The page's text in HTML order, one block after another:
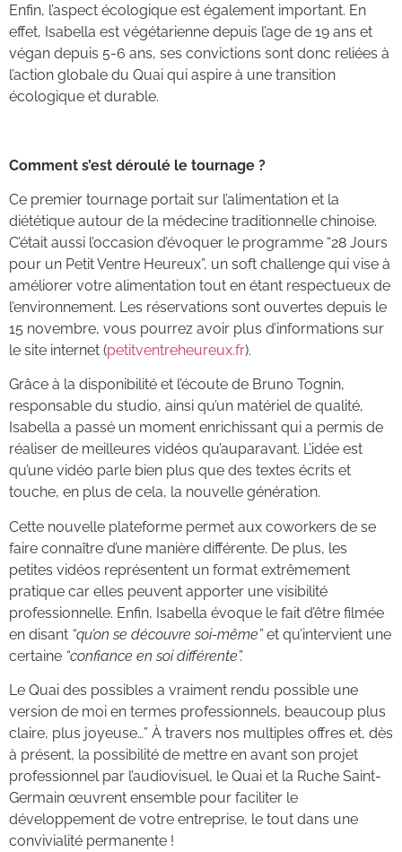
Enfin, l’aspect écologique est également important. En
effet, Isabella est végétarienne depuis l’age de 19 ans et
végan depuis 5-6 ans, ses convictions sont donc reliées à
l’action globale du Quai qui aspire à une transition
écologique et durable.
Comment s’est déroulé le tournage ?
Ce premier tournage portait sur l’alimentation et la
diététique autour de la médecine traditionnelle chinoise.
C’était aussi l’occasion d’évoquer le programme “28 Jours
pour un Petit Ventre Heureux”, un soft challenge qui vise à
améliorer votre alimentation tout en étant respectueux de
l’environnement. Les réservations sont ouvertes depuis le
15 novembre, vous pourrez avoir plus d’informations sur
le site internet (petitventreheureux.fr).
Grâce à la disponibilité et l’écoute de Bruno Tognin,
responsable du studio, ainsi qu’un matériel de qualité,
Isabella a passé un moment enrichissant qui a permis de
réaliser de meilleures vidéos qu’auparavant. L’idée est
qu’une vidéo parle bien plus que des textes écrits et
touche, en plus de cela, la nouvelle génération.
Cette nouvelle plateforme permet aux coworkers de se
faire connaître d’une manière différente. De plus, les
petites vidéos représentent un format extrêmement
pratique car elles peuvent apporter une visibilité
professionnelle. Enfin, Isabella évoque le fait d’être filmée
en disant “qu’on se découvre soi-même”et qu’intervient une
certaine “confiance en soi différente”.
Le Quai des possibles a vraiment rendu possible une
version de moi en termes professionnels, beaucoup plus
claire, plus joyeuse…” À travers nos multiples offres et, dès
à présent, la possibilité de mettre en avant son projet
professionnel par l’audiovisuel, le Quai et la Ruche Saint-
Germain œuvrent ensemble pour faciliter le
développement de votre entreprise, le tout dans une
convivialité permanente !